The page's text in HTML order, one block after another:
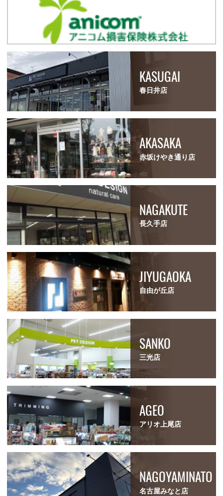
KASUGAI
春日井店
AKASAKA
赤坂けやき通り店
NAGAKUTE
長久手店
JIYUGAOKA
自由が丘店
SANKO
三光店
AGEO
アリオ上尾店
NAGOYAMINATO
名古屋みなと店